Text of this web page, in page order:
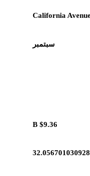
سبتمبر
$9.36 B
32.056701030928